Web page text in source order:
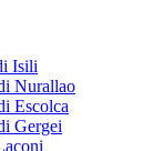
Isili
Nurallao
Escolca
Gergei